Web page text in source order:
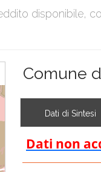
disponibile,
Comune
Dati di Sintesi
Dati non